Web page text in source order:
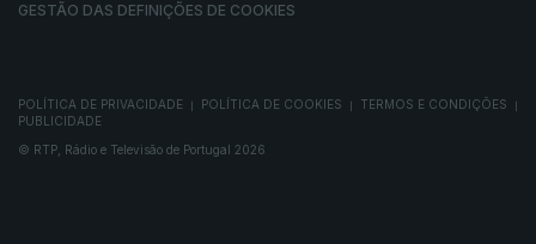
GESTÃO DAS DEFINIÇÕES DE COOKIES
POLÍTICA DE PRIVACIDADE POLÍTICA DE COOKIES TERMOS E CONDIÇÕES
PUBLICIDADE
© RTP, Rádio e Televisão de Portugal 2026